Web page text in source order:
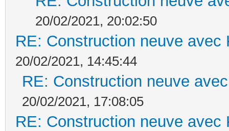
20/02/2021, 20:02:50
RE: Construction neuve avec
20/02/2021, 14:45:44
RE: Construction neuve
20/02/2021, 17:08:05
RE: Construction neuve avec